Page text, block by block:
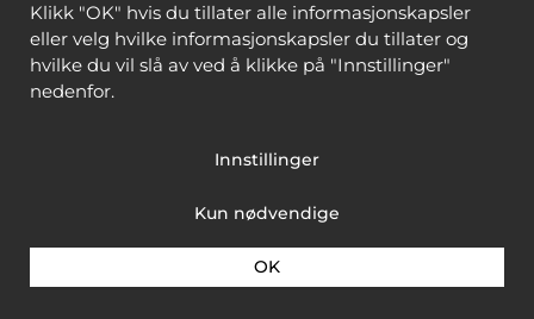
Klikk "OK" hvis du tillater alle informasjonskapsler
eller velg hvilke informasjonskapsler du tillater og
hvilke du vil slå av ved å klikke på "Innstillinger"
nedenfor.
Innstillinger
Kun nødvendige
OK